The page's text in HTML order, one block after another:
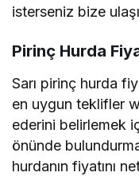
isterseniz bize
Pirinç Hurda
Sarı pirinç hurda
en uygun teklifler
ederini belirlemek
önünde
hurdanın fiyatını